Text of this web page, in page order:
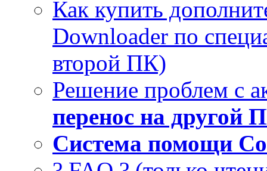
Как купить
Downloader по
второй ПК)
Решение проблем с
перенос на другой
Система помощи